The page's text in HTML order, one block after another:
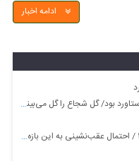
ادامه اخبار
گل می‌بینم/ با بخشیدن کارت قرمز به شک افتادیم